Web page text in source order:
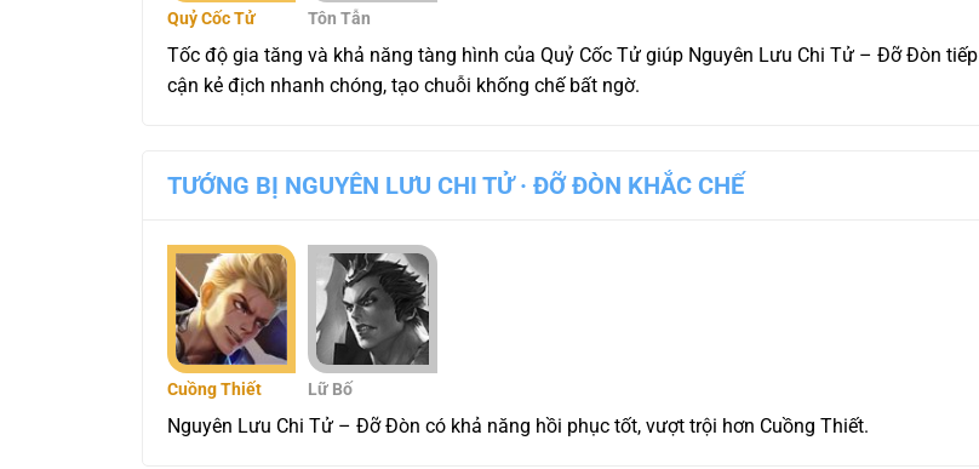
Quỷ Cốc Tử Tôn Tẫn
Tốc độ gia tăng và khả năng tàng hình của Quỷ Cốc Tử giúp Nguyên Lưu Chi Tử – Đỡ Đòn tiếp
cận kẻ địch nhanh chóng, tạo chuỗi khống chế bất ngờ.
TƯỚNG BỊ NGUYÊN LƯU CHI TỬ · ĐỠ ĐÒN KHẮC CHẾ
Cuồng Thiết Lữ Bố
Nguyên Lưu Chi Tử – Đỡ Đòn có khả năng hồi phục tốt, vượt trội hơn Cuồng Thiết.